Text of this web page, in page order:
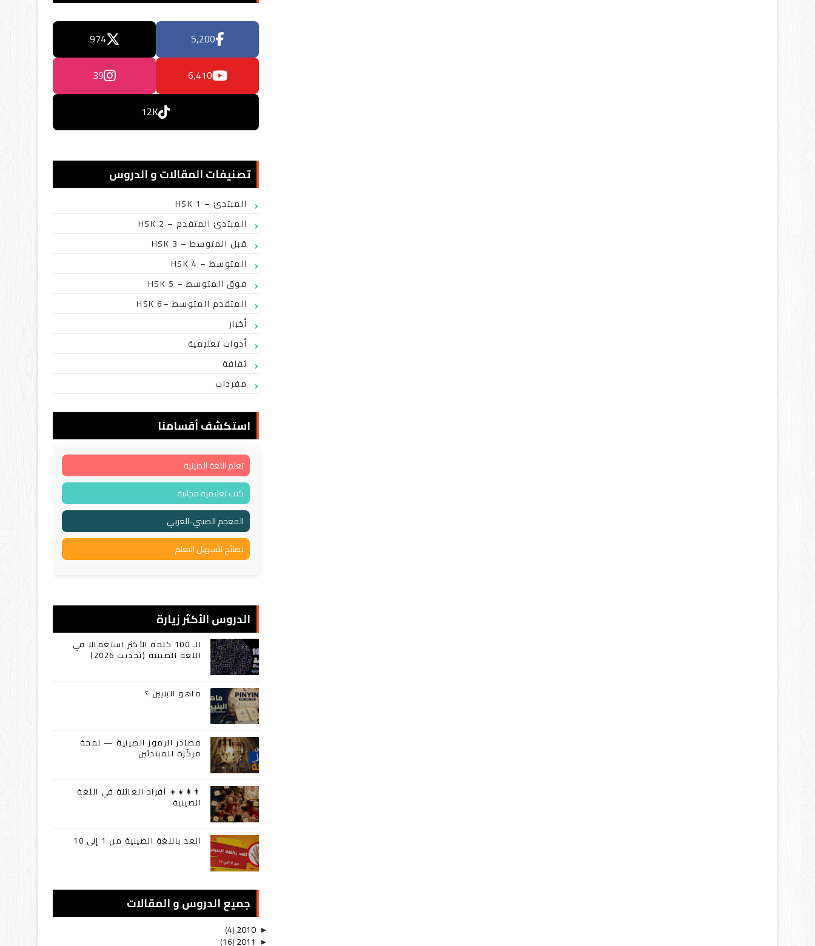
5,200
974
6,410
39
12K
تصنيفات المقالات و الدروس
HSK 1 – المبتدئ
HSK 2 – المبتدئ المتقدم
HSK 3 – قبل المتوسط
HSK 4 – المتوسط
HSK 5 – فوق المتوسط
HSK 6– المتقدم المتوسط
أخبار
أدوات تعليمية
ثقافة
مفردات
استكشف أقسامنا
تعلم اللغة الصينية
كتب تعليمية مجانية
المعجم الصيني-العربي
نصائح لتسهيل التعلم
الدروس الأكثر زيارة
الـ 100 كلمة الأكثر استعمالا في
اللغة الصينية (تحديث 2026)
ماهو البنيين ؟
مصادر الرموز الصينية — لمحة
مركّزة للمبتدئين
👨‍👩‍👧‍👦 أفراد العائلة في اللغة
الصينية
العد باللغة الصينية من 1 إلى 10
جميع الدروس و المقالات
►
2010
(4)
►
2011
(16)